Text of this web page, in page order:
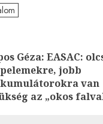
Géza: EASAC:
jobb
van
az „okos